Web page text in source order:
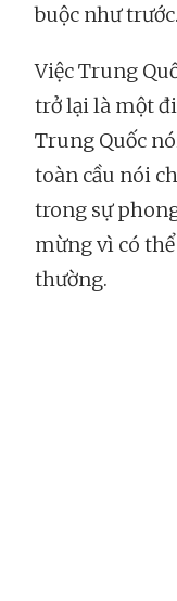
buộc như trước.
Việc Trung
trở lại là một
Trung Quốc
toàn cầu nói
trong sự
mừng vì có
thường.